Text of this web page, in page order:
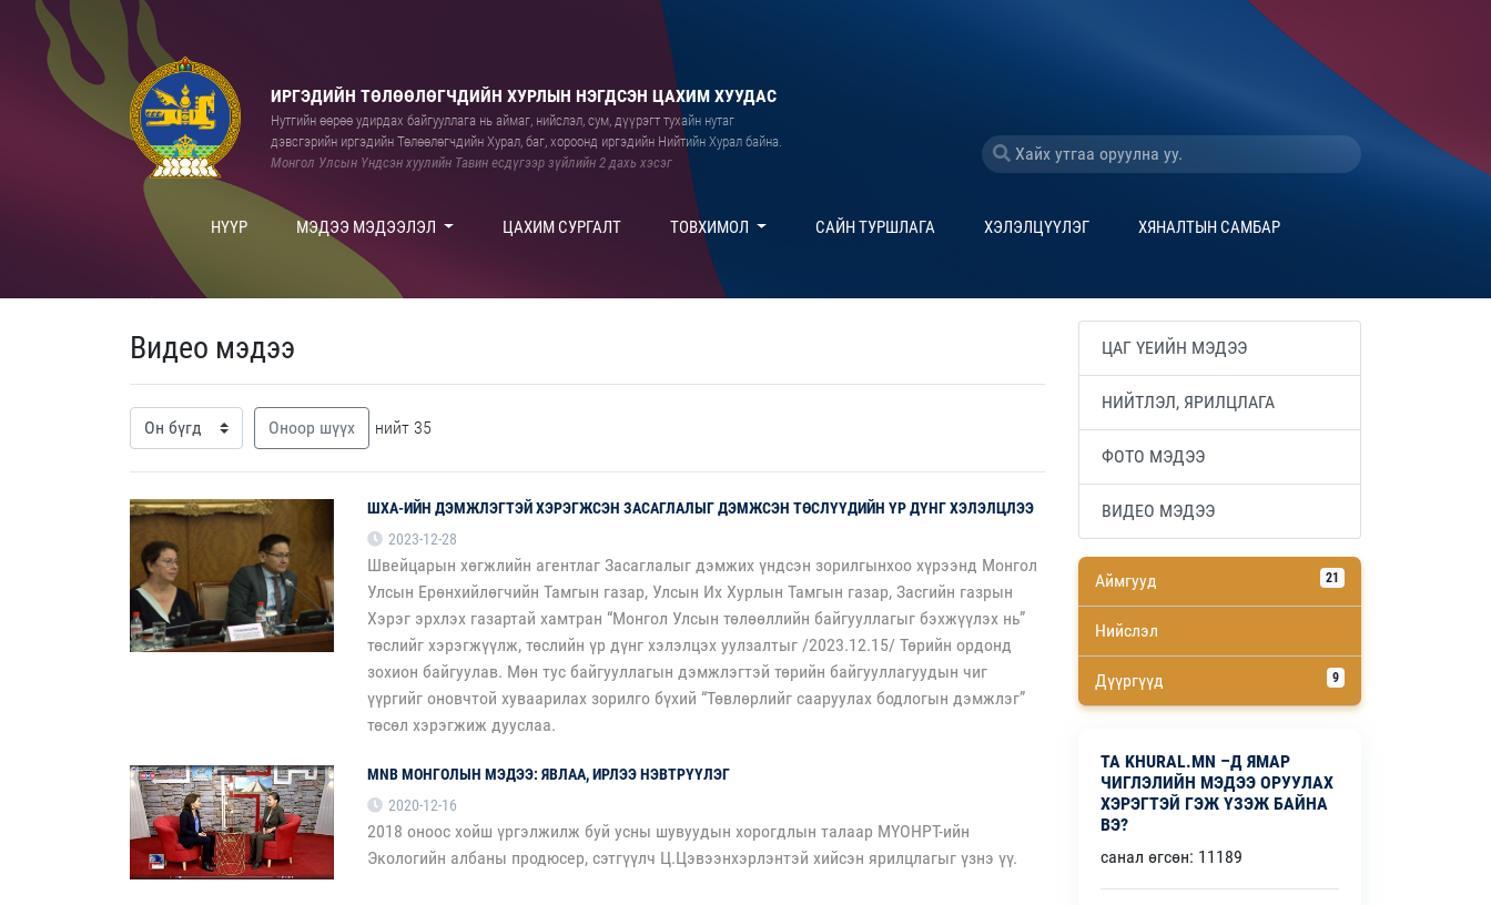
ИРГЭДИЙН ТӨЛӨӨЛӨГЧДИЙН ХУРЛЫН НЭГДСЭН ЦАХИМ ХУУДАС
Нутгийн өөрөө удирдах байгууллага нь аймаг, нийслэл, сум, дүүрэгт тухайн нутаг
дэвсгэрийн иргэдийн Төлөөлөгчдийн Хурал, баг, хороонд иргэдийн Нийтийн Хурал байна.
Монгол Улсын Үндсэн хуулийн Тавин есдүгээр зүйлийн 2 дахь хэсэг
НҮҮР МЭДЭЭ МЭДЭЭЛЭЛ ЦАХИМ СУРГАЛТ ТОВХИМОЛ САЙН ТУРШЛАГА ХЭЛЭЛЦҮҮЛЭГ ХЯНАЛТЫН САМБАР
Видео мэдээ
Оноор шүүх нийт 35
ШХА-ИЙН ДЭМЖЛЭГТЭЙ ХЭРЭГЖСЭН ЗАСАГЛАЛЫГ ДЭМЖСЭН ТӨСЛҮҮДИЙН ҮР ДҮНГ ХЭЛЭЛЦЛЭЭ
2023-12-28
Швейцарын хөгжлийн агентлаг Засаглалыг дэмжих үндсэн зорилгынхоо хүрээнд Монгол
Улсын Ерөнхийлөгчийн Тамгын газар, Улсын Их Хурлын Тамгын газар, Засгийн газрын
Хэрэг эрхлэх газартай хамтран “Монгол Улсын төлөөллийн байгууллагыг бэхжүүлэх нь”
төслийг хэрэгжүүлж, төслийн үр дүнг хэлэлцэх уулзалтыг /2023.12.15/ Төрийн ордонд
зохион байгуулав. Мөн тус байгууллагын дэмжлэгтэй төрийн байгууллагуудын чиг
үүргийг оновчтой хуваарилах зорилго бүхий “Төвлөрлийг сааруулах бодлогын дэмжлэг”
төсөл хэрэгжиж дууслаа.
MNB МОНГОЛЫН МЭДЭЭ: ЯВЛАА, ИРЛЭЭ НЭВТРҮҮЛЭГ
2020-12-16
2018 оноос хойш үргэлжилж буй усны шувуудын хорогдлын талаар МҮОНРТ-ийн
Экологийн албаны продюсер, сэтгүүлч Ц.Цэвээнхэрлэнтэй хийсэн ярилцлагыг үзнэ үү.
ЦАГ ҮЕИЙН МЭДЭЭ
НИЙТЛЭЛ, ЯРИЛЦЛАГА
ФОТО МЭДЭЭ
ВИДЕО МЭДЭЭ
Аймгууд 21
Нийслэл
Дүүргүүд 9
ТА KHURAL.MN –Д ЯМАР
ЧИГЛЭЛИЙН МЭДЭЭ ОРУУЛАХ
ХЭРЭГТЭЙ ГЭЖ ҮЗЭЖ БАЙНА
ВЭ?
санал өгсөн: 11189